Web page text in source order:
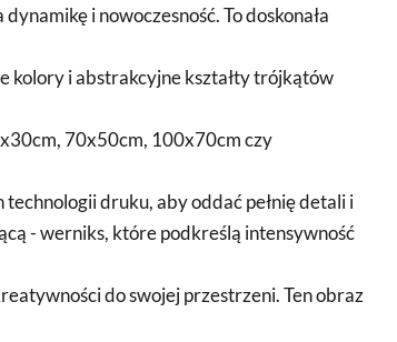
i nowoczesność. To doskonała
kolory i abstrakcyjne kształty trójkątów
70x50cm, 100x70cm czy
druku, aby oddać pełnię detali i
- werniks, które podkreślą intensywność
do swojej przestrzeni. Ten obraz